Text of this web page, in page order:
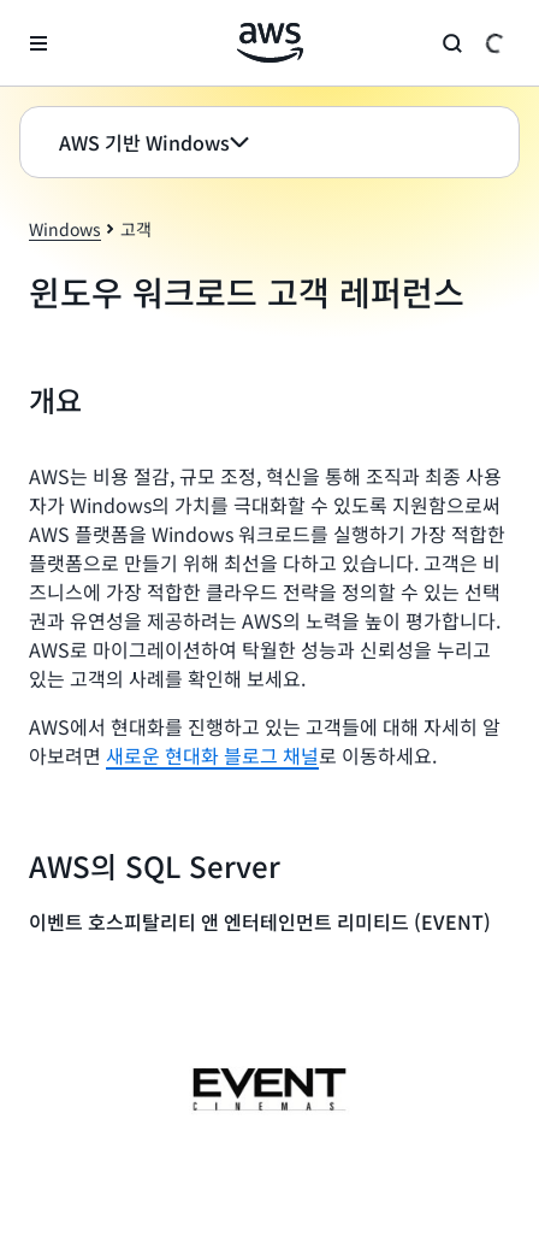
AWS 기반 Windows
Windows 고객
윈도우 워크로드 고객 레퍼런스
개요
AWS는 비용 절감, 규모 조정, 혁신을 통해 조직과 최종 사용
자가 Windows의 가치를 극대화할 수 있도록 지원함으로써
AWS 플랫폼을 Windows 워크로드를 실행하기 가장 적합한
플랫폼으로 만들기 위해 최선을 다하고 있습니다. 고객은 비
즈니스에 가장 적합한 클라우드 전략을 정의할 수 있는 선택
권과 유연성을 제공하려는 AWS의 노력을 높이 평가합니다.
AWS로 마이그레이션하여 탁월한 성능과 신뢰성을 누리고
있는 고객의 사례를 확인해 보세요.
AWS에서 현대화를 진행하고 있는 고객들에 대해 자세히 알
아보려면 새로운 현대화 블로그 채널로 이동하세요.
AWS의 SQL Server
이벤트 호스피탈리티 앤 엔터테인먼트 리미티드 (EVENT)